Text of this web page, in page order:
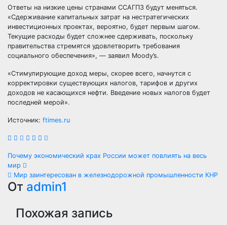
Ответы на низкие цены странами ССАГПЗ будут меняться.
«Сдерживание капитальных затрат на нестратегических
инвестиционных проектах, вероятно, будет первым шагом.
Текущие расходы будет сложнее сдерживать, поскольку
правительства стремятся удовлетворить требования
социального обеспечения», — заявил Moody’s.
«Стимулирующие доход меры, скорее всего, начнутся с
корректировки существующих налогов, тарифов и других
доходов не касающихся нефти. Введение новых налогов будет
последней мерой».
Источник: ftimes.ru
Навигация
по
записям
Почему экономический крах России может повлиять на весь
мир
Мир заинтересован в железнодорожной промышленности КНР
От admin1
Похожая запись